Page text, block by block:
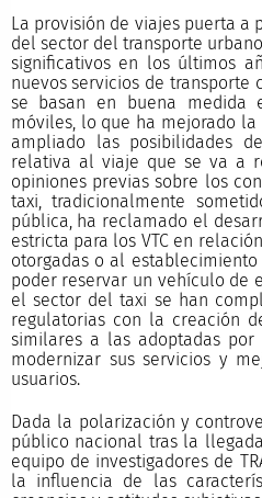
La provisión de viajes puerta a
del sector del transporte
significativos en los últimos
nuevos servicios de transporte
se basan en buena medida
móviles, lo que ha mejorado
ampliado las posibilidades
relativa al viaje que se va a
opiniones previas sobre los
taxi, tradicionalmente
pública, ha reclamado el
estricta para los VTC en
otorgadas o al
poder reservar un vehículo de
el sector del taxi se han
regulatorias con la creación
similares a las adoptadas por
modernizar sus servicios y
usuarios.
Dada la polarización y
público nacional tras la
equipo de investigadores de
la influencia de las